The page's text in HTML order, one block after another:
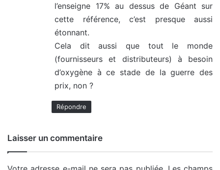
l’enseigne 17% au dessus de Géant sur
cette référence, c’est presque aussi
étonnant.
Cela dit aussi que tout le monde
(fournisseurs et distributeurs) à besoin
d’oxygène à ce stade de la guerre des
prix, non ?
Répondre
Laisser un commentaire